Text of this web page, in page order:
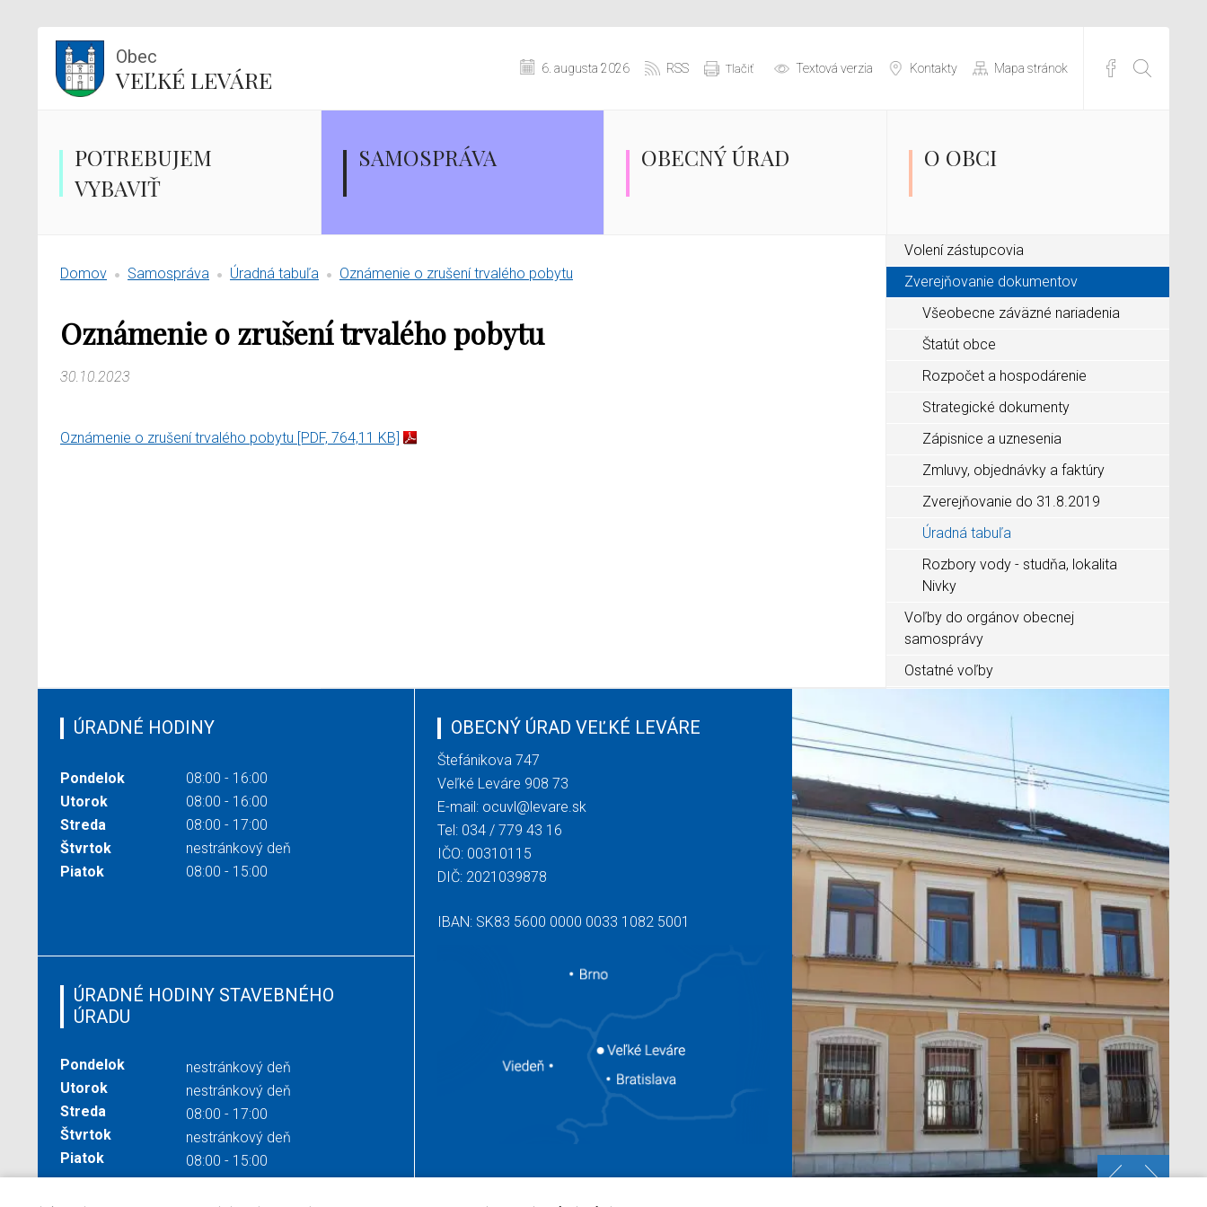
Obec
VEĽKÉ LEVÁRE 6. augusta 2026 RSS Tlačiť Textová verzia Kontakty Mapa stránok
POTREBUJEM
VYBAVIŤ
SAMOSPRÁVA OBECNÝ ÚRAD O OBCI
Domov Samospráva Úradná tabuľa Oznámenie o zrušení trvalého pobytu
Oznámenie o zrušení trvalého pobytu
30.10.2023
Oznámenie o zrušení trvalého pobytu [PDF, 764,11 KB]
Volení zástupcovia
Zverejňovanie dokumentov
Všeobecne záväzné nariadenia
Štatút obce
Rozpočet a hospodárenie
Strategické dokumenty
Zápisnice a uznesenia
Zmluvy, objednávky a faktúry
Zverejňovanie do 31.8.2019
Úradná tabuľa
Rozbory vody - studňa, lokalita
Nivky
Voľby do orgánov obecnej
samosprávy
Ostatné voľby
ÚRADNÉ HODINY
Pondelok
08:00 - 16:00
Utorok
08:00 - 16:00
Streda
08:00 - 17:00
Štvrtok
nestránkový deň
Piatok
08:00 - 15:00
ÚRADNÉ HODINY STAVEBNÉHO
ÚRADU
Pondelok
nestránkový deň
Utorok
nestránkový deň
Streda
08:00 - 17:00
Štvrtok
nestránkový deň
Piatok
08:00 - 15:00
OBECNÝ ÚRAD VEĽKÉ LEVÁRE
Štefánikova 747
Veľké Leváre 908 73
E-mail: ocuvl@levare.sk
Tel: 034 / 779 43 16
IČO: 00310115
DIČ: 2021039878
IBAN: SK83 5600 0000 0033 1082 5001